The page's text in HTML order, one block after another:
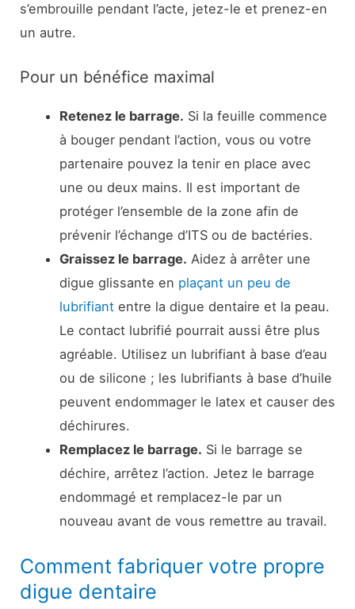
s’embrouille pendant l’acte, jetez-le et prenez-en
un autre.
Pour un bénéfice maximal
Retenez le barrage. Si la feuille commence
à bouger pendant l’action, vous ou votre
partenaire pouvez la tenir en place avec
une ou deux mains. Il est important de
protéger l’ensemble de la zone afin de
prévenir l’échange d’ITS ou de bactéries.
Graissez le barrage. Aidez à arrêter une
digue glissante en plaçant un peu de
lubrifiantentre la digue dentaire et la peau.
Le contact lubrifié pourrait aussi être plus
agréable. Utilisez un lubrifiant à base d’eau
ou de silicone ; les lubrifiants à base d’huile
peuvent endommager le latex et causer des
déchirures.
Remplacez le barrage. Si le barrage se
déchire, arrêtez l’action. Jetez le barrage
endommagé et remplacez-le par un
nouveau avant de vous remettre au travail.
Comment fabriquer votre propre
digue dentaire